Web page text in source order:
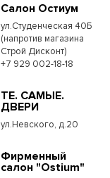
Салон Остиум
ул.Студенческая 40Б
(напротив магазина
Строй Дисконт)
+7 929 002-18-18
ТЕ. САМЫЕ.
ДВЕРИ
ул.Невского, д.20
Фирменный
салон "Ostium"